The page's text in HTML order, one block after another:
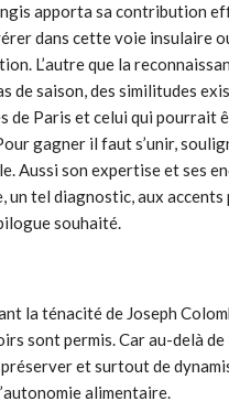
apporta sa contribution
dans cette voie insulaire
L’autre que la
de saison, des similitudes
de Paris et celui qui pourrait
gagner il faut s’unir,
Aussi son expertise et ses
un tel diagnostic, aux
souhaité.
la ténacité de Joseph
sont permis. Car au-delà
et surtout de
alimentaire.